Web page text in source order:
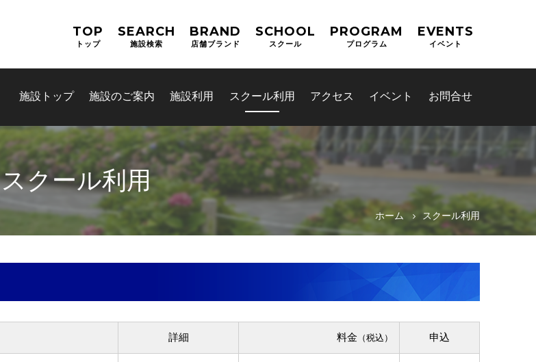
TOP
トップ
SEARCH
施設検索
BRAND
店舗ブランド
SCHOOL
スクール
PROGRAM
プログラム
EVENTS
イベント
施設トップ 施設のご案内 施設利用 スクール利用 アクセス イベント お問合せ
スクール利用
ホーム スクール利用
詳細 料金 （税込） 申込